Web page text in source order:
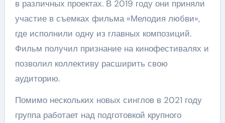
в различных проектах. В 2019 году они приняли
участие в съемках фильма «Мелодия любви»,
где исполнили одну из главных композиций.
Фильм получил признание на кинофестивалях и
позволил коллективу расширить свою
аудиторию.
Помимо нескольких новых синглов в 2021 году
группа работает над подготовкой крупного